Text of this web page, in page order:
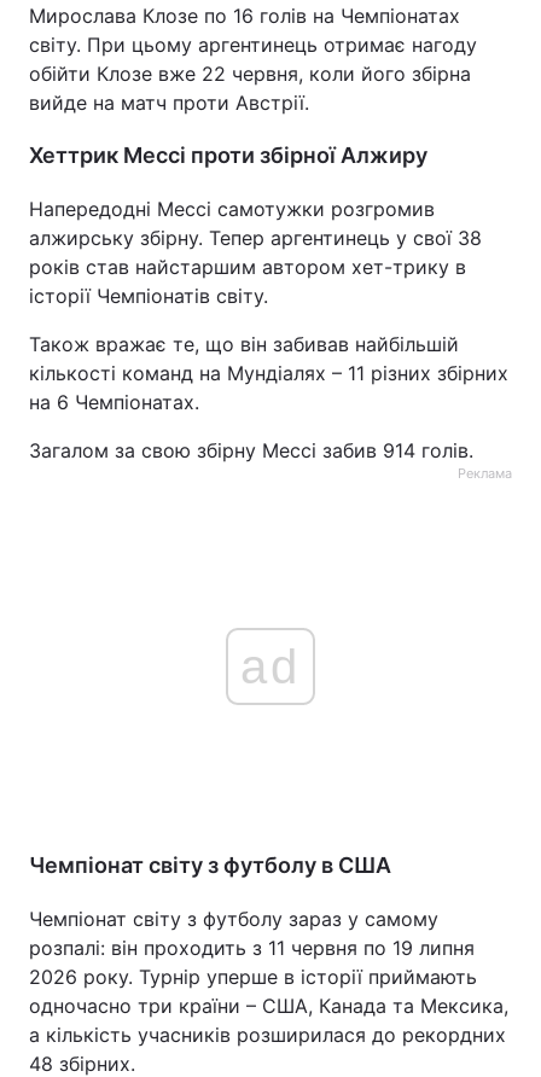
Тема оформлення
Мирослава Клозе по 16 голів на Чемпіонатах
світу. При цьому аргентинець отримає нагоду
обійти Клозе вже 22 червня, коли його збірна
вийде на матч проти Австрії.
Хеттрик Мессі проти збірної Алжиру
Напередодні Мессі самотужки розгромив
алжирську збірну. Тепер аргентинець у свої 38
років став найстаршим автором хет-трику в
історії Чемпіонатів світу.
Також вражає те, що він забивав найбільшій
кількості команд на Мундіалях – 11 різних збірних
на 6 Чемпіонатах.
Загалом за свою збірну Мессі забив 914 голів.
Реклама
ad
Чемпіонат світу з футболу в США
Чемпіонат світу з футболу зараз у самому
розпалі: він проходить з 11 червня по 19 липня
2026 року. Турнір уперше в історії приймають
одночасно три країни – США, Канада та Мексика,
а кількість учасників розширилася до рекордних
48 збірних.